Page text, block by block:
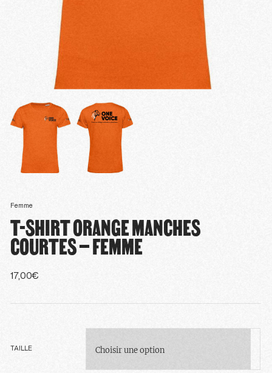
Femme
T-SHIRT ORANGE MANCHES
COURTES – FEMME
17,00€
TAILLE